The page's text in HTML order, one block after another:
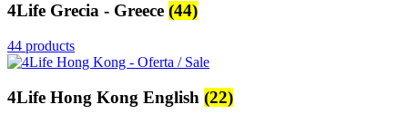
4Life Grecia - Greece (44)
44 products
4Life Hong Kong English (22)